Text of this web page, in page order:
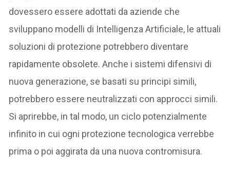
dovessero essere adottati da aziende che
sviluppano modelli di Intelligenza Artificiale, le attuali
soluzioni di protezione potrebbero diventare
rapidamente obsolete. Anche i sistemi difensivi di
nuova generazione, se basati su principi simili,
potrebbero essere neutralizzati con approcci simili.
Si aprirebbe, in tal modo, un ciclo potenzialmente
infinito in cui ogni protezione tecnologica verrebbe
prima o poi aggirata da una nuova contromisura.